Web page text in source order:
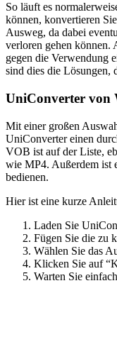
So läuft es
können, konvertieren
Ausweg, da dabei
verloren gehen können.
gegen die Verwendung
sind dies die Lösungen,
UniConverter von
Mit einer großen
UniConverter einen
VOB ist auf der Liste,
wie MP4. Außerdem ist
bedienen.
Hier ist eine kurze
Laden Sie
Fügen Sie die zu
Wählen Sie das
Klicken Sie auf
Warten Sie